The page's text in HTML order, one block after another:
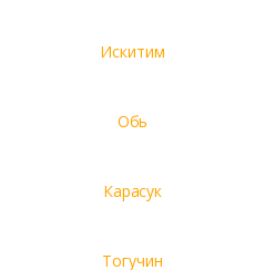
Искитим
Обь
Карасук
Тогучин